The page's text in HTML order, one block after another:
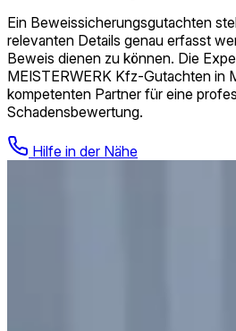
Ein Beweissicherungs­gutachten
relevanten Details genau erfasst
Beweis dienen zu können. Die
MEISTERWERK Kfz-Gutachten in
kompetenten Partner für eine
Schadensbewertung.
Hilfe in der Nähe